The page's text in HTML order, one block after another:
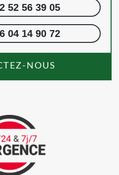
52 56 39 05
04 14 90 72
NOUS